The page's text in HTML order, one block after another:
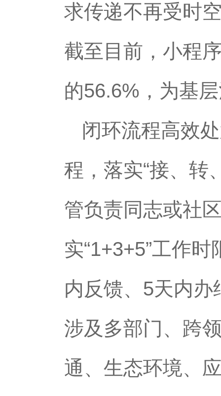
求传递不再受时
截至目前，小程
的56.6%，为基
闭环流程高效
程，落实“接、转
管负责同志或社
实“1+3+5”工作
内反馈、5天内
涉及多部门、跨
通、生态环境、